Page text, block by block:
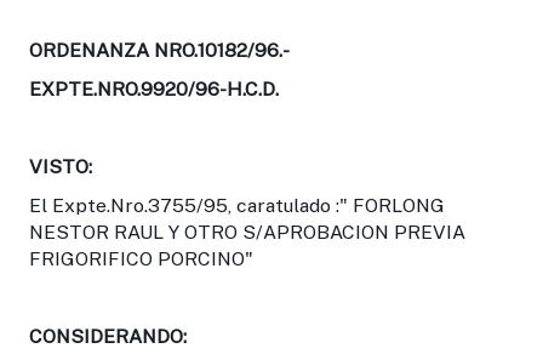
ORDENANZA NRO.10182/96.-
EXPTE.NRO.9920/96-H.C.D.
VISTO:
El Expte.Nro.3755/95, caratulado :" FORLONG
NESTOR RAUL Y OTRO S/APROBACION PREVIA
FRIGORIFICO PORCINO"
CONSIDERANDO: